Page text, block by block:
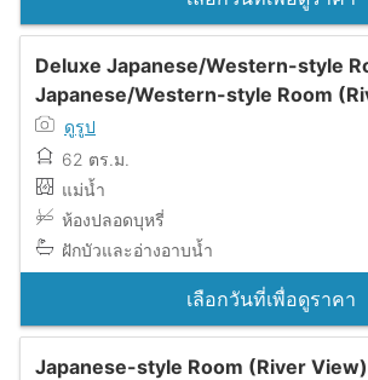
Deluxe Japanese/Western-style
Japanese/Western-style Room
ดูรูป
62 ตร.ม.
แม่น้ำ
ห้องปลอดบุหรี่
ฝักบัวและอ่างอาบน้ำ
เลือกวันที่เพื่อดูราคา
Japanese-style Room (River View)